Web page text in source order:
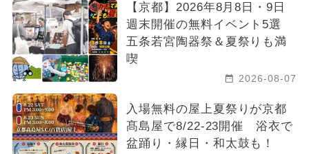
【京都】2026年8月8日・9日
週末開催の無料イベント5選
五条若宮陶器祭＆夏祭りも満
喫
2026-08-07
入場無料の屋上夏祭りが京都
髙島屋で8/22-23開催 浴衣で
盆踊り・縁日・和太鼓も！